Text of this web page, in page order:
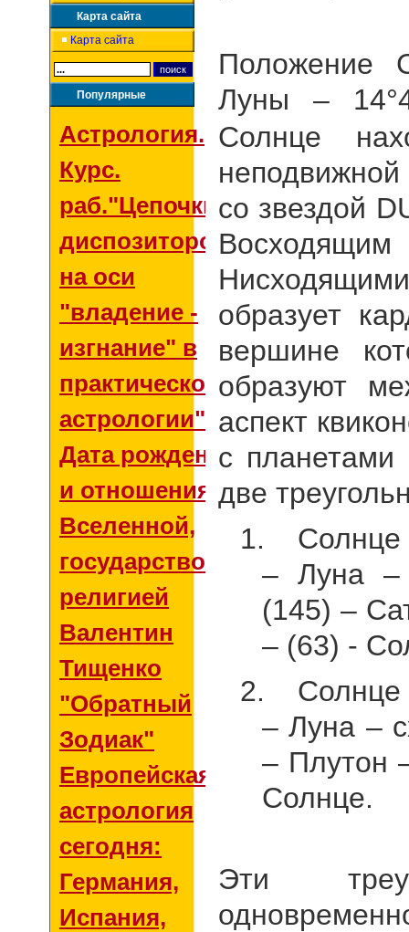
Карта сайта
Карта сайта
Популярные
Астрология.
Курс.
раб."Цепочки
диспозиторов
на оси
"владение -
изгнание" в
практической
астрологии"
Дата рождения
и отношения со
Вселенной,
государством и
религией
Валентин
Тищенко
"Обратный
Зодиак"
Европейская
астрология
сегодня:
Германия,
Испания,
Положение
Луны – 14°
Солнце
со звездой
образует
вершине
образуют
аспект
с
две
1.
Солнце
– Луна –
(145) –
– (63) -
2.
Солнце
– Луна –
– Плутон
Солнце.
Эти